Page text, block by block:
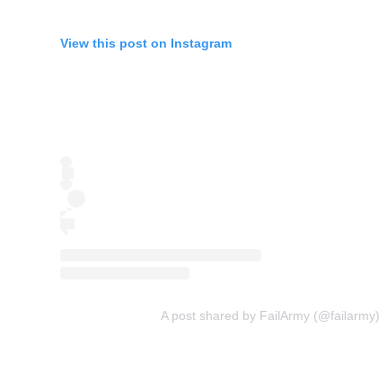
View this post on Instagram
A post shared by FailArmy (@failarmy)